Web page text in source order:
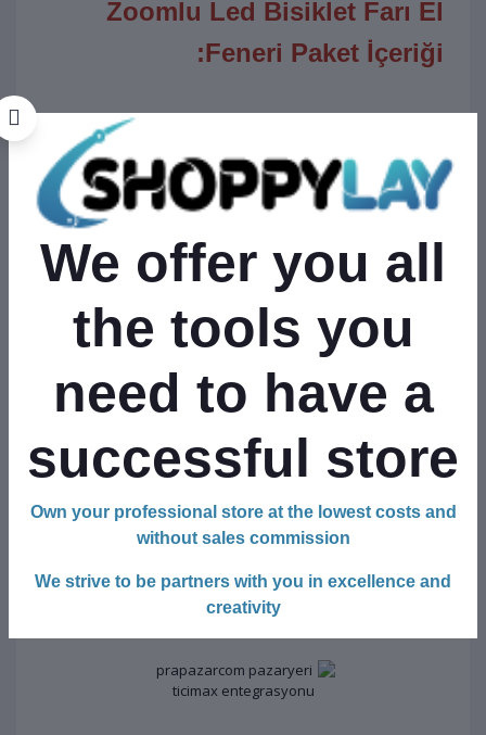
Zoomlu Led Bisiklet Farı El
Feneri Paket İçeriği:
Bisiklet Feneri
1 Adet
Bisiklet Feneri Montaj
Aparatı
We offer you all
the tools you
need to have a
successful store
Own your professional store at the lowest costs and
without sales commission
We strive to be partners with you in excellence and
creativity